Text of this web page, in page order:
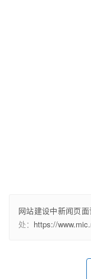
网站建设中新闻页
处： https://